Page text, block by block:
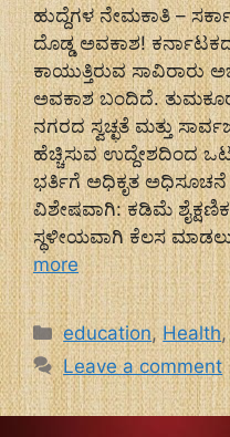
ಹುದ್ದೆಗಳ ನೇಮಕಾತಿ –
ದೊಡ್ಡ ಅವಕಾಶ!
ಕಾಯುತ್ತಿರುವ ಸಾವಿರಾರು
ಅವಕಾಶ ಬಂದಿದೆ.
ನಗರದ ಸ್ವಚ್ಛತೆ ಮತ್ತು
ಹೆಚ್ಚಿಸುವ ಉದ್ದೇಶದಿಂದ
ಭರ್ತಿಗೆ ಅಧಿಕೃತ
ವಿಶೇಷವಾಗಿ: ಕಡಿಮೆ
ಸ್ಥಳೀಯವಾಗಿ ಕೆಲಸ
more
Categories
education, Health
Leave a comment